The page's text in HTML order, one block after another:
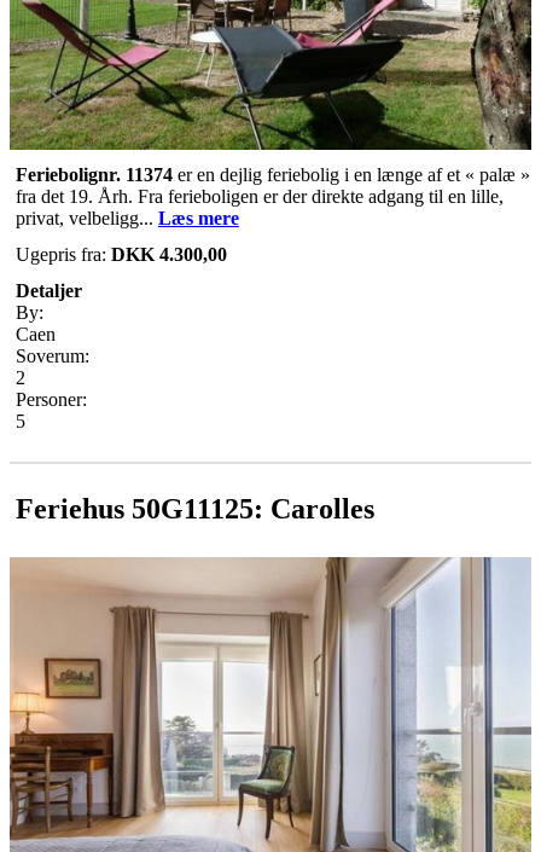
Feriebolignr. 11374 er en dejlig feriebolig i en længe af et « palæ »
fra det 19. Årh. Fra ferieboligen er der direkte adgang til en lille,
privat, velbeligg... Læs mere
Ugepris fra: DKK 4.300,00
Detaljer
By:
Caen
Soverum:
2
Personer:
5
Feriehus 50G11125: Carolles